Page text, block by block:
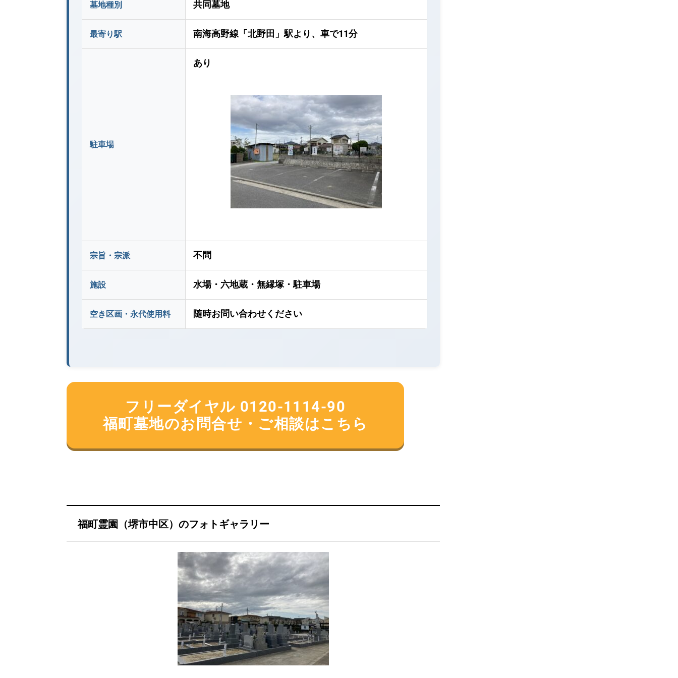
墓地種別 共同墓地
最寄り駅 南海高野線「北野田」駅より、車で11分
駐車場
あり
宗旨・宗派 不問
施設 水場・六地蔵・無縁塚・駐車場
空き区画・永代使用料 随時お問い合わせください
フリーダイヤル 0120-1114-90
福町墓地のお問合せ・ご相談はこちら
福町霊園（堺市中区）のフォトギャラリー